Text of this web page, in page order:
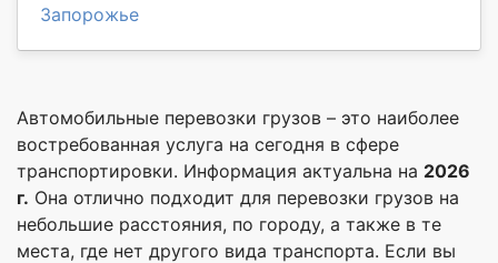
Запорожье
Автомобильные перевозки грузов – это наиболее
востребованная услуга на сегодня в сфере
транспортировки. Информация актуальна на 2026
г. Она отлично подходит для перевозки грузов на
небольшие расстояния, по городу, а также в те
места, где нет другого вида транспорта. Если вы